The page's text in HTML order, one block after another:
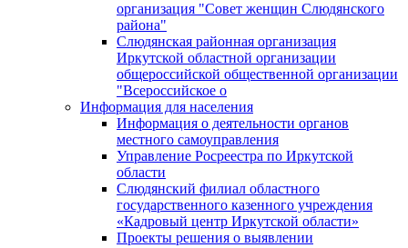
организация "Совет женщин Слюдянского
района"
Слюдянская районная организация
Иркутской областной организации
общероссийской общественной организации
"Всероссийское о
Информация для населения
Информация о деятельности органов
местного самоуправления
Управление Росреестра по Иркутской
области
Слюдянский филиал областного
государственного казенного учреждения
«Кадровый центр Иркутской области»
Проекты решения о выявлении